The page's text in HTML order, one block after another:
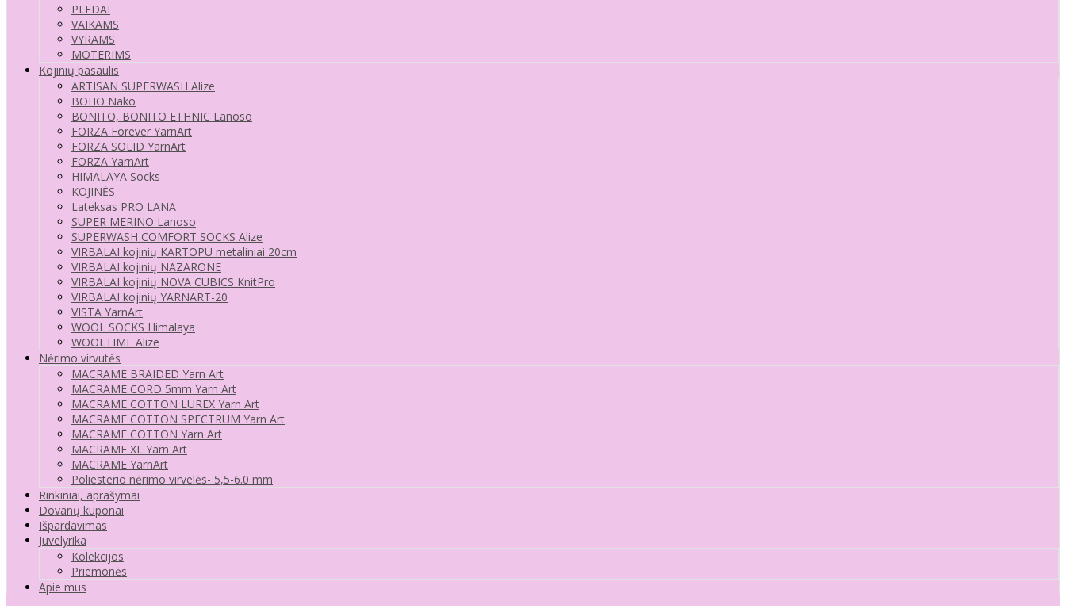
PLEDAI
VAIKAMS
VYRAMS
MOTERIMS
Kojinių pasaulis
ARTISAN SUPERWASH Alize
BOHO Nako
BONITO, BONITO ETHNIC Lanoso
FORZA Forever YarnArt
FORZA SOLID YarnArt
FORZA YarnArt
HIMALAYA Socks
KOJINĖS
Lateksas PRO LANA
SUPER MERINO Lanoso
SUPERWASH COMFORT SOCKS Alize
VIRBALAI kojinių KARTOPU metaliniai 20cm
VIRBALAI kojinių NAZARONE
VIRBALAI kojinių NOVA CUBICS KnitPro
VIRBALAI kojinių YARNART-20
VISTA YarnArt
WOOL SOCKS Himalaya
WOOLTIME Alize
Nėrimo virvutės
MACRAME BRAIDED Yarn Art
MACRAME CORD 5mm Yarn Art
MACRAME COTTON LUREX Yarn Art
MACRAME COTTON SPECTRUM Yarn Art
MACRAME COTTON Yarn Art
MACRAME XL Yarn Art
MACRAME YarnArt
Poliesterio nėrimo virvelės- 5,5-6.0 mm
Rinkiniai, aprašymai
Dovanų kuponai
Išpardavimas
Juvelyrika
Kolekcijos
Priemonės
Apie mus